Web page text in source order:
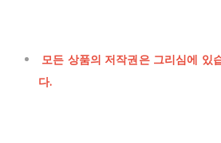
모든 상품의 저작권은 그리심에 있
다.